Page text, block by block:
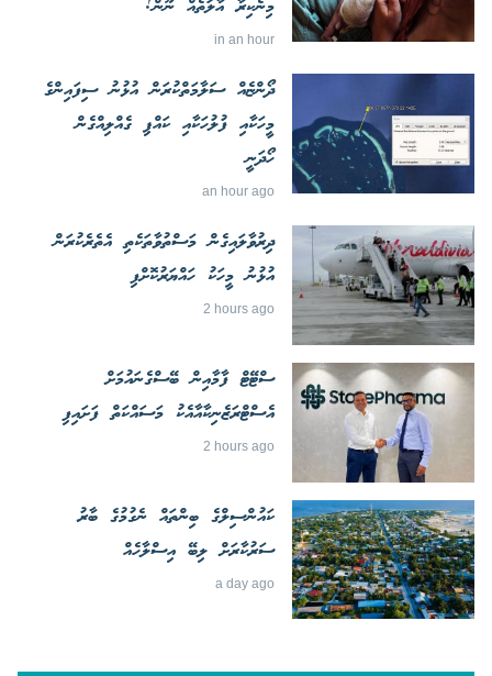
މިނެކިރާ އާލަތެއް ނޫން!
in an hour
ދޯންޏެއް ސަލާމަތްކުރަން އުޅުނު ސިފައިންގެ
މީހަކާއި ފުލުހަކާއި ކައްޕި ގެއްލިއްގެން
ހޯދަނީ
an hour ago
ދިރުވާލައިގެން މަސްތުވާތަކެތި އެތެރެކުރަން
އުޅުނު މީހަކު ހައްޔަރުކޮށްފި
2 hours ago
ސްޓޭޓް ފާމާއިން ބޭސްގެނައުމަށް
އެސްޓްރަޒެނިކާއާއެކު މަސައްކަތް ފަށައިފި
2 hours ago
ކައުންސިލްގެ ބިންތައް ނެގުމުގެ ބާރު
ސަރުކާރަށް ލިބޭ އިސްލާހެއް
a day ago